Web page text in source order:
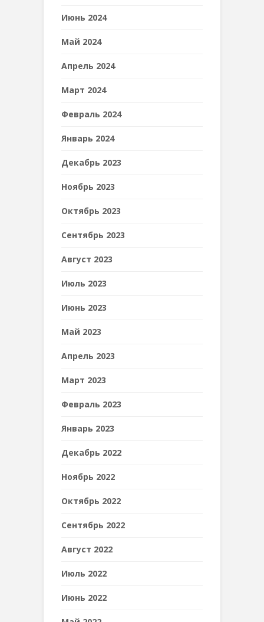
Июнь 2024
Май 2024
Апрель 2024
Март 2024
Февраль 2024
Январь 2024
Декабрь 2023
Ноябрь 2023
Октябрь 2023
Сентябрь 2023
Август 2023
Июль 2023
Июнь 2023
Май 2023
Апрель 2023
Март 2023
Февраль 2023
Январь 2023
Декабрь 2022
Ноябрь 2022
Октябрь 2022
Сентябрь 2022
Август 2022
Июль 2022
Июнь 2022